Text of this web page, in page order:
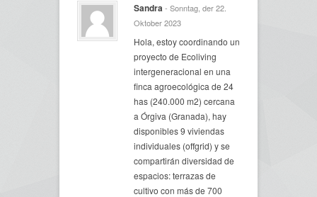
Sandra- Sonntag, der 22.
Oktober 2023
Hola, estoy coordinando un
proyecto de Ecoliving
intergeneracional en una
finca agroecológica de 24
has (240.000 m2) cercana
a Órgiva (Granada), hay
disponibles 9 viviendas
individuales (offgrid) y se
compartirán diversidad de
espacios: terrazas de
cultivo con más de 700